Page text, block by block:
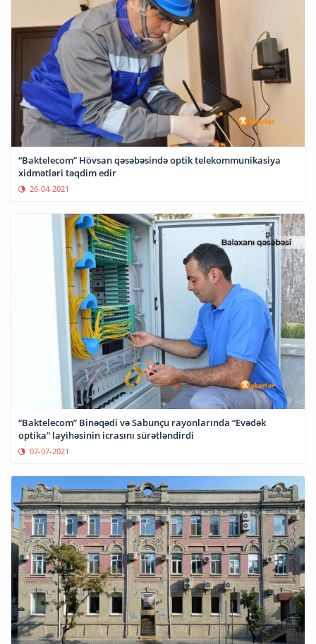
“Baktelecom” Hövsan qəsəbəsində optik telekommunikasiya
xidmətləri təqdim edir
26-04-2021
“Baktelecom” Binəqədi və Sabunçu rayonlarında “Evədək
optika” layihəsinin icrasını sürətləndirdi
07-07-2021